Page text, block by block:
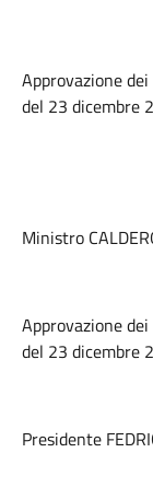
Approvazione
del 23 dicembre
Ministro
Approvazione
del 23 dicembre
Presidente